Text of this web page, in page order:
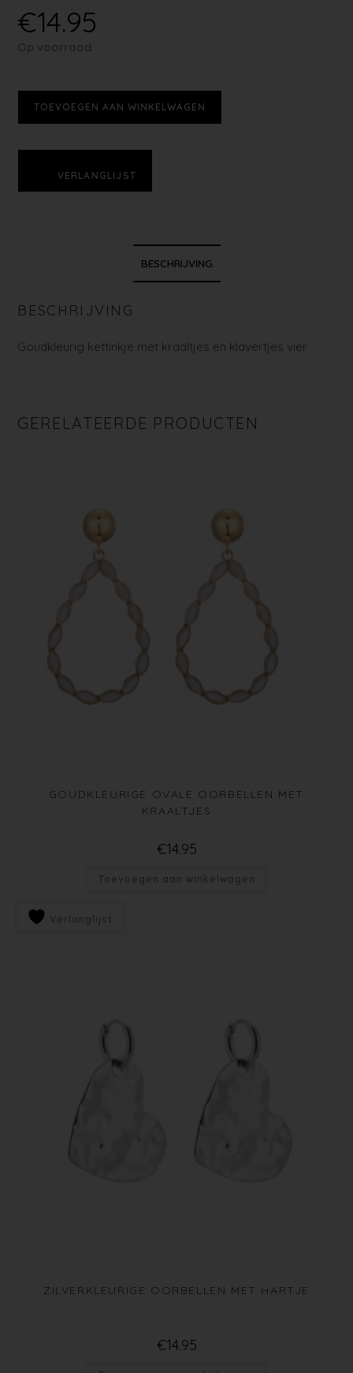
€14.95
Op voorraad
TOEVOEGEN AAN WINKELWAGEN
VERLANGLIJST
BESCHRIJVING
BESCHRIJVING
Goudkleurig kettinkje met kraaltjes en klavertjes vier
GERELATEERDE PRODUCTEN
GOUDKLEURIGE OVALE OORBELLEN MET
KRAALTJES
€14.95
Toevoegen aan winkelwagen
Verlanglijst
ZILVERKLEURIGE OORBELLEN MET HARTJE
€14.95